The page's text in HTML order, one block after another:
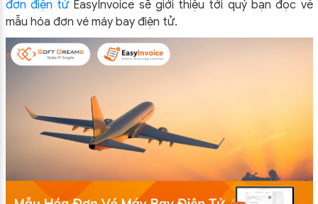
đơn điện tử EasyInvoice sẽ giới thiệu tới quý bạn đọc về
mẫu hóa đơn vé máy bay điện tử.